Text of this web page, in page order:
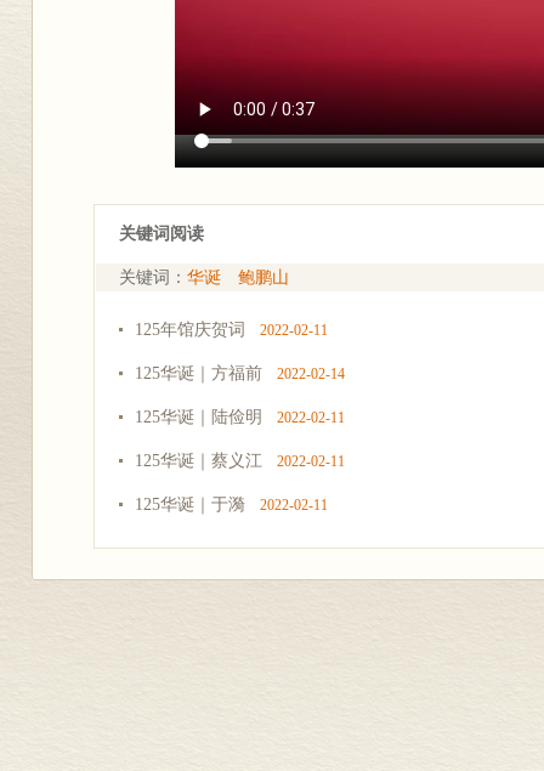
关键词阅读
关键词： 华诞 鲍鹏山
125年馆庆贺词 2022-02-11
125华诞｜方福前 2022-02-14
125华诞｜陆俭明 2022-02-11
125华诞｜蔡义江 2022-02-11
125华诞｜于漪 2022-02-11